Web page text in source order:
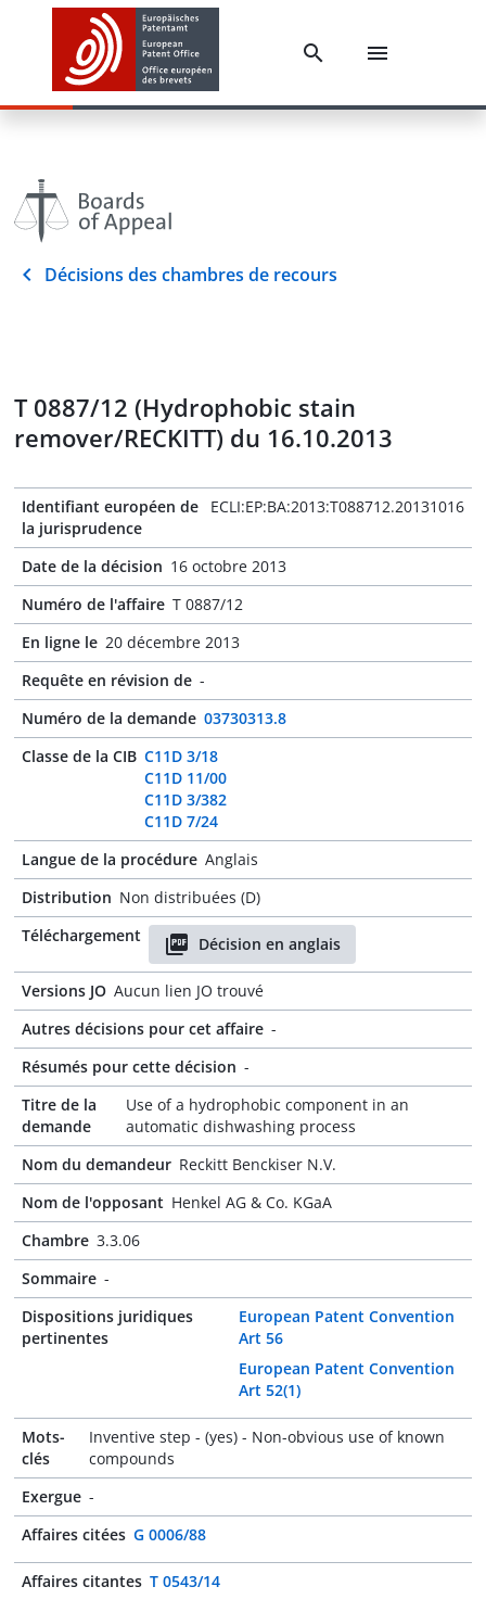
Décisions des chambres de recours
T 0887/12 (Hydrophobic stain
remover/RECKITT) du 16.10.2013
Identifiant européen de
la jurisprudence
ECLI:EP:BA:2013:T088712.20131016
Date de la décision 16 octobre 2013
Numéro de l'affaire T 0887/12
En ligne le 20 décembre 2013
Requête en révision de -
Numéro de la demande 03730313.8
Classe de la CIB C11D 3/18
C11D 11/00
C11D 3/382
C11D 7/24
Langue de la procédure Anglais
Distribution Non distribuées (D)
Téléchargement
Décision en anglais
Versions JO Aucun lien JO trouvé
Autres décisions pour cet affaire -
Résumés pour cette décision -
Titre de la
demande
Use of a hydrophobic component in an
automatic dishwashing process
Nom du demandeur Reckitt Benckiser N.V.
Nom de l'opposant Henkel AG & Co. KGaA
Chambre 3.3.06
Sommaire -
Dispositions juridiques
pertinentes
European Patent Convention
Art 56
European Patent Convention
Art 52(1)
Mots-
clés
Inventive step - (yes) - Non-obvious use of known
compounds
Exergue -
Affaires citées G 0006/88
Affaires citantes T 0543/14